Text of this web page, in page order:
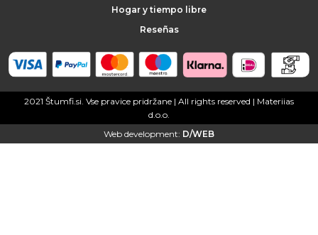
Hogar y tiempo libre
Reseñas
2021 Štumfi.si. Vse pravice pridržane | All rights reserved | Materiias
d.o.o.
Web development: D/WEB